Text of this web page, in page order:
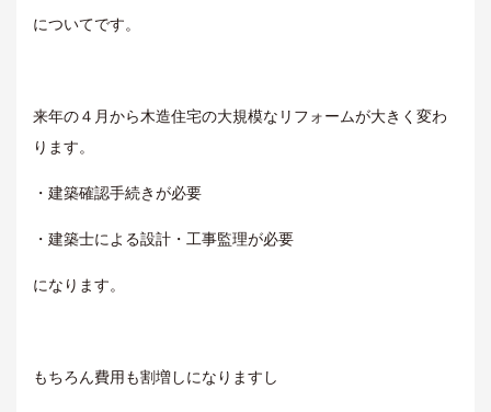
についてです。
来年の４月から木造住宅の大規模なリフォームが大きく変わ
ります。
・建築確認手続きが必要
・建築士による設計・工事監理が必要
になります。
もちろん費用も割増しになりますし